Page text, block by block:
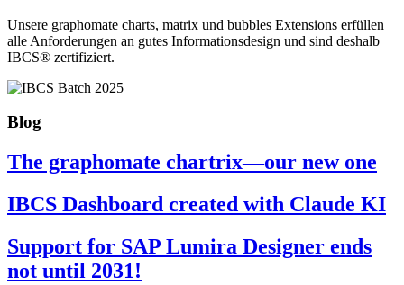
Unsere graphomate charts, matrix und bubbles Extensions erfüllen
alle Anforderungen an gutes Informa­tionsdesign und sind deshalb
IBCS® zertifiziert.
Blog
The graphomate chartrix—our new one
IBCS Dashboard created with Claude KI
Support for SAP Lumira Designer ends
not until 2031!